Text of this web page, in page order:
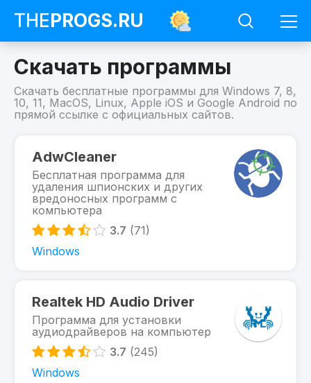
THEPROGS.RU
Скачать программы
Скачать бесплатные программы для Windows 7, 8,
10, 11, MacOS, Linux, Apple iOS и Google Android по
прямой ссылке с официальных сайтов.
AdwCleaner
Бесплатная программа для
удаления шпионских и других
вредоносных программ с
компьютера
3.7 (71)
Windows
Realtek HD Audio Driver
Программа для установки
аудиодрайверов на компьютер
3.7 (245)
Windows